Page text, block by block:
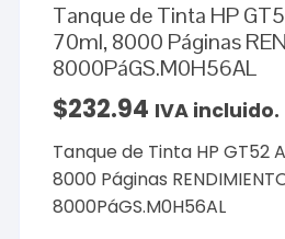
Tanque de Tinta HP
70ml, 8000 Páginas
8000PáGS.M0H56AL
$232.94 IVA incluido.
Tanque de Tinta HP GT52
8000 Páginas
8000PáGS.M0H56AL